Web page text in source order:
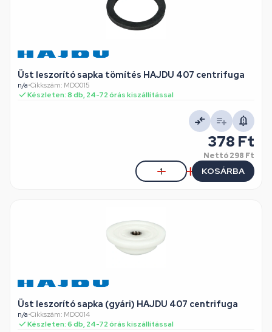
Üst leszorító sapka tömítés HAJDU 407 centrifuga
n/a•Cikkszám: MDO015
Készleten: 8 db, 24-72 órás kiszállítással
378 Ft
Nettó298 Ft
KOSÁRBA
Üst leszorító sapka (gyári) HAJDU 407 centrifuga
n/a•Cikkszám: MDO014
Készleten: 6 db, 24-72 órás kiszállítással